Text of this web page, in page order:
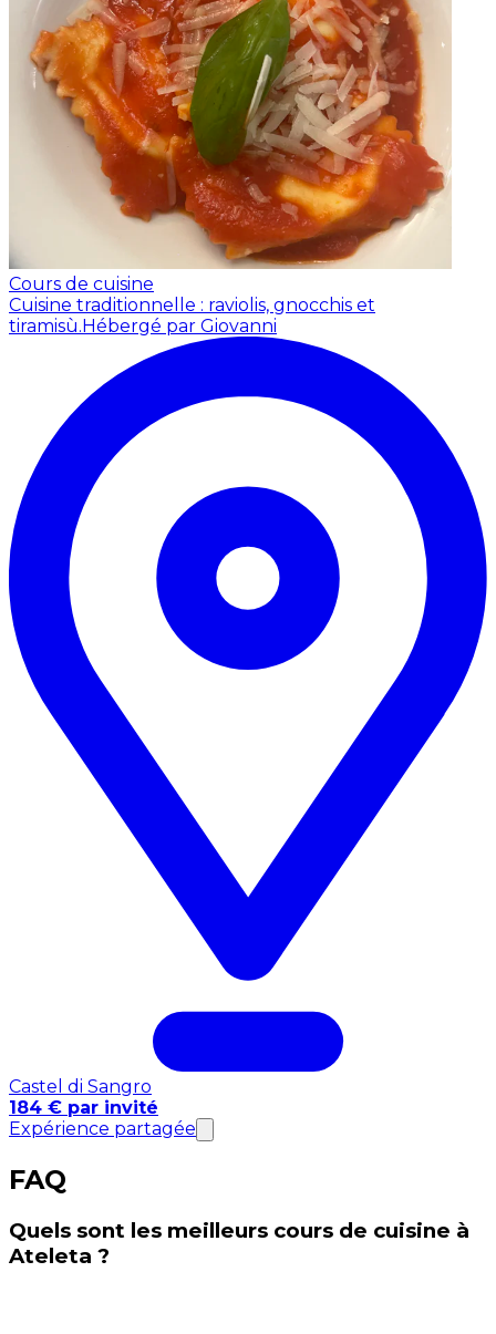
Cours de cuisine
Cuisine traditionnelle : raviolis, gnocchis et
tiramisù.Hébergé par Giovanni
Castel di Sangro
184 € par invité
Expérience partagée
FAQ
Quels sont les meilleurs cours de cuisine à
Ateleta ?